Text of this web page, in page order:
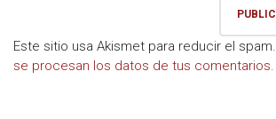
Este sitio usa Akismet para reducir el spam.
se procesan los datos de tus comentarios.